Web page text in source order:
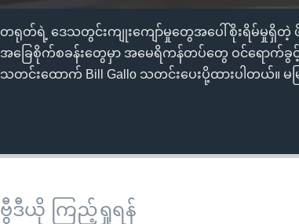
တရုတ်ရဲ့ ဒေသတွင်းကျုးကျော်မှုတွေအပေါ်စိုးရိမ်မှုရှိတဲ့
အခြေစိုက်စခန်းတွေမှာ အမေရိကန်တပ်တွေ ဝင်ရောက်ခွင့်
သတင်းထောက် Bill Gallo သတင်းပေးပို့ထားပါတယ်။ မမြ
ဗွီဒီယို ကြည့်ရှုရန်